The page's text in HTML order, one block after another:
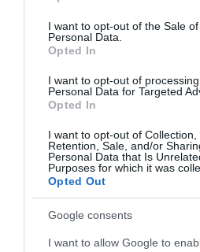
use your data for below specified
consent section.
I want to opt-out of the Sale
Personal Data.
Opted In
I want to opt-out of
Personal Data for Targeted
Opted In
I want to opt-out of Collection,
Retention, Sale, and/or
Personal Data that Is
Purposes for which it was
Opted Out
Google consents
I want to allow Google to
elleni védelem alatt áll.
engedélyeznie kell a
Ne maradjon le a
bennünket az EGRI ÜGYEK
VISSZA A FŐOLDALRA